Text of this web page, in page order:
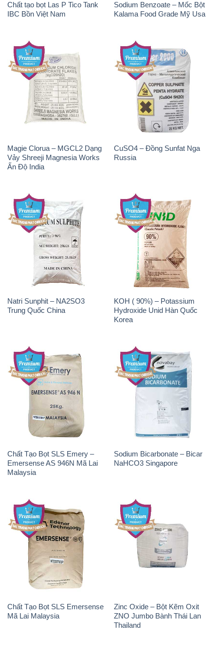
Chất tạo bọt Las P Tico Tank
IBC Bồn Việt Nam
Sodium Benzoate – Mốc Bột
Kalama Food Grade Mỹ Usa
Magie Clorua – MGCL2 Dạng
Vảy Shreeji Magnesia Works
Ấn Độ India
CuSO4 – Đồng Sunfat Nga
Russia
Natri Sunphit – NA2SO3
Trung Quốc China
KOH ( 90%) – Potassium
Hydroxide Unid Hàn Quốc
Korea
Chất Tạo Bọt SLS Emery –
Emersense AS 946N Mã Lai
Malaysia
Sodium Bicarbonate – Bicar
NaHCO3 Singapore
Chất Tạo Bọt SLS Emersense
Mã Lai Malaysia
Zinc Oxide – Bột Kẽm Oxit
ZNO Jumbo Bành Thái Lan
Thailand